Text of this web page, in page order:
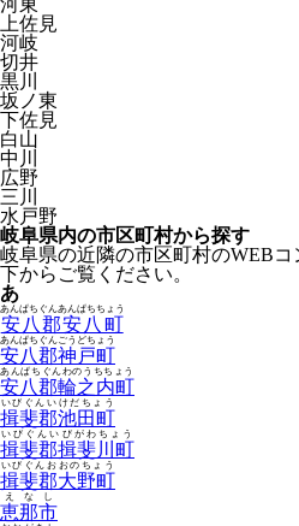
河東
上佐見
河岐
切井
黒川
坂ノ東
下佐見
白山
中川
広野
三川
水戸野
岐阜県内の市区町村から探す
岐阜県の近隣の市区町村のWEB
下からご覧ください。
あ
安八郡安八町
あんぱちぐんあんぱちちょう
安八郡神戸町
あんぱちぐんごうどちょう
安八郡輪之内町
あんぱちぐんわのうちちょう
揖斐郡池田町
いびぐんいけだちょう
揖斐郡揖斐川町
いびぐんいびがわちょう
揖斐郡大野町
いびぐんおおのちょう
恵那市
えなし